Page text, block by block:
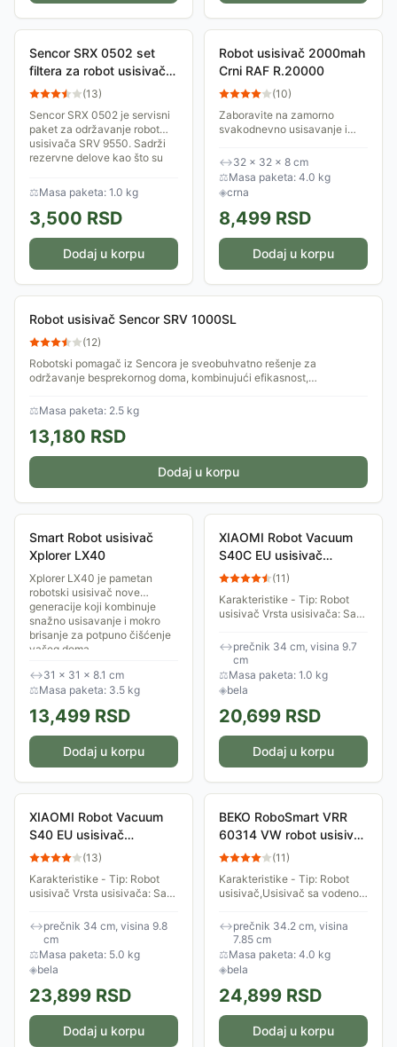
Sencor SRX 0502 set
filtera za robot usisivač
SRV 9550BK
(13)
Sencor SRX 0502 je servisni
paket za održavanje robot
usisivača SRV 9550. Sadrži
rezervne delove kao što su
Redovnom...
⚖Masa paketa: 1.0 kg
3,500 RSD
Dodaj u korpu
Robot usisivač 2000mah
Crni RAF R.20000
(10)
Zaboravite na zamorno
svakodnevno usisavanje i
profesionalcu. Dok krstari
vašim stanom, njegove bočne
četkice se okreću i...
↔32 × 32 × 8 cm
⚖Masa paketa: 4.0 kg
◈crna
8,499 RSD
Dodaj u korpu
Robot usisivač Sencor SRV 1000SL
(12)
Robotski pomagač iz Sencora je sveobuhvatno rešenje za
održavanje besprekornog doma, kombinujući efikasnost,
⚖Masa paketa: 2.5 kg
13,180 RSD
Dodaj u korpu
Smart Robot usisivač
Xplorer LX40
Xplorer LX40 je pametan
robotski usisivač nove
generacije koji kombinuje
snažno usisavanje i mokro
brisanje za potpuno čišćenje
vašeg doma....
↔31 × 31 × 8.1 cm
⚖Masa paketa: 3.5 kg
13,499 RSD
Dodaj u korpu
XIAOMI Robot Vacuum
S40C EU usisivač
(BHR9664EU)
(11)
Karakteristike - Tip: Robot
usisivač Vrsta usisivača: Sa
Vakuum: 5.000Pa Baterija:
2.600mAh Ostalo - Dodatne
funkcije: Laserski...
↔prečnik 34 cm, visina 9.7
cm
⚖Masa paketa: 1.0 kg
◈bela
20,699 RSD
Dodaj u korpu
XIAOMI Robot Vacuum
S40 EU usisivač
(BHR084AEU)
(13)
Karakteristike - Tip: Robot
usisivač Vrsta usisivača: Sa
Vakuum: 10.000Pa Baterija:
5.200mAh, do 180min rada
Ostalo - Dodatne...
↔prečnik 34 cm, visina 9.8
cm
⚖Masa paketa: 5.0 kg
◈bela
23,899 RSD
Dodaj u korpu
BEKO RoboSmart VRR
60314 VW robot usisivač
sa posudom
(11)
Karakteristike - Tip: Robot
usisivač,Usisivač sa vodenom
posudom,Suvo i mokro
čišćenje Vakuum: 2.000Pa
Filter: Da...
↔prečnik 34.2 cm, visina
7.85 cm
⚖Masa paketa: 4.0 kg
◈bela
24,899 RSD
Dodaj u korpu